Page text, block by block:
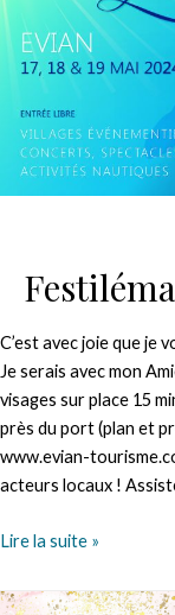
C’est avec joie que je
Je serais avec mon
visages sur place 15
près du port (plan et
www.evian-
acteurs locaux !
Festiléman
Lire la suite »